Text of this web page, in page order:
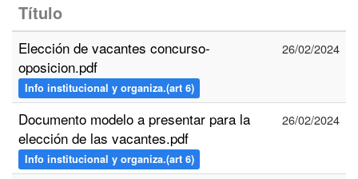
Título
Elección de vacantes concurso-
oposicion.pdf
Info institucional y organiza.(art 6)
26/02/2024
Documento modelo a presentar para la
elección de las vacantes.pdf
Info institucional y organiza.(art 6)
26/02/2024